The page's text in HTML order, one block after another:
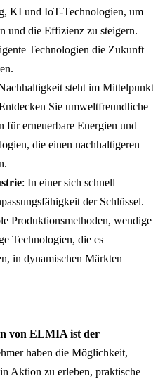
KI und IoT-Technologien, um
und die Effizienz zu steigern.
Technologien die Zukunft
steht im Mittelpunkt
Sie umweltfreundliche
für erneuerbare Energien und
die einen nachhaltigeren
: In einer sich schnell
der Schlüssel.
Produktionsmethoden, wendige
Technologien, die es
in dynamischen Märkten
von ELMIA ist der
haben die Möglichkeit,
Aktion zu erleben, praktische